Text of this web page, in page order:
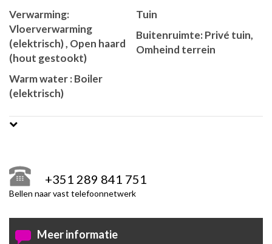
Verwarming:
Vloerverwarming
(elektrisch) , Open haard
(hout gestookt)
Warm water : Boiler
(elektrisch)
Tuin
Buitenruimte: Privé tuin,
Omheind terrein
+351 289 841 751
Bellen naar vast telefoonnetwerk
Meer informatie